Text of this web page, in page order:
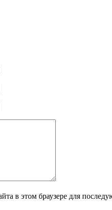
в этом браузере для